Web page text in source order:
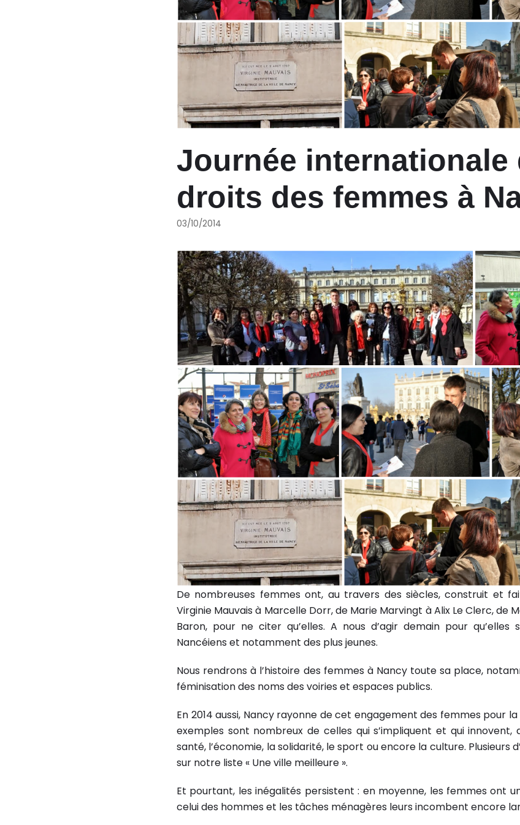
Journée internationale
droits des femmes à
03/10/2014
De nombreuses femmes ont, au travers des siècles, construit et
Virginie Mauvais à Marcelle Dorr, de Marie Marvingt à Alix Le Clerc, de
Baron, pour ne citer qu’elles. A nous d’agir demain pour qu’elles
Nancéiens et notamment des plus jeunes.
Nous rendrons à l’histoire des femmes à Nancy toute sa place,
féminisation des noms des voiries et espaces publics.
En 2014 aussi, Nancy rayonne de cet engagement des femmes pour
exemples sont nombreux de celles qui s’impliquent et qui innovent,
santé, l’économie, la solidarité, le sport ou encore la culture. Plusieurs
sur notre liste « Une ville meilleure ».
Et pourtant, les inégalités persistent : en moyenne, les femmes ont
celui des hommes et les tâches ménagères leurs incombent encore